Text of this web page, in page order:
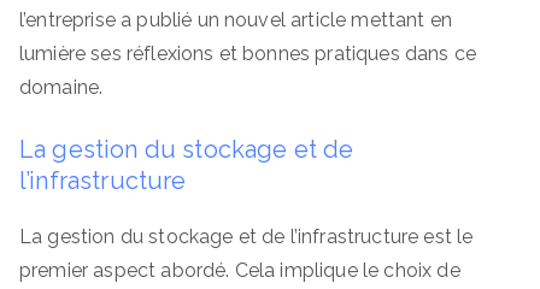
l’entreprise a publié un nouvel article mettant en
lumière ses réflexions et bonnes pratiques dans ce
domaine.
La gestion du stockage et de
l’infrastructure
La gestion du stockage et de l’infrastructure est le
premier aspect abordé. Cela implique le choix de